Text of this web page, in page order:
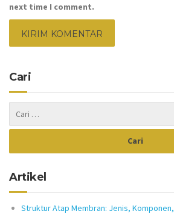
next time I comment.
Cari
Artikel
Struktur Atap Membran: Jenis,